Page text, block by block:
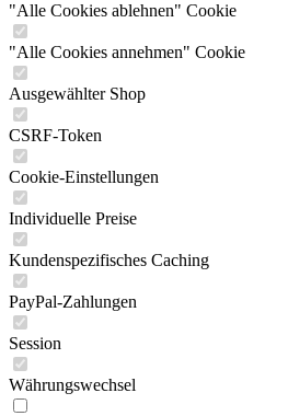
"Alle Cookies ablehnen" Cookie
"Alle Cookies annehmen" Cookie
Ausgewählter Shop
CSRF-Token
Cookie-Einstellungen
Individuelle Preise
Kundenspezifisches Caching
PayPal-Zahlungen
Session
Währungswechsel